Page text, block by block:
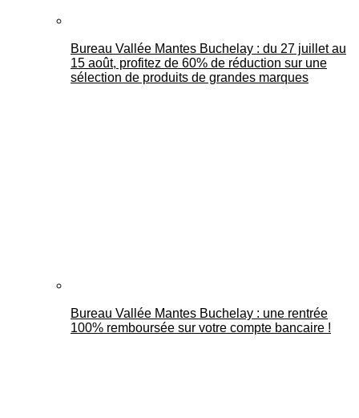
Bureau Vallée Mantes Buchelay : du 27 juillet au
15 août, profitez de 60% de réduction sur une
sélection de produits de grandes marques
Bureau Vallée Mantes Buchelay : une rentrée
100% remboursée sur votre compte bancaire !